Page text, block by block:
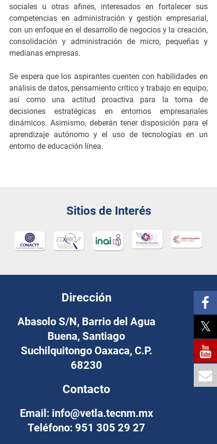
sociales u otras afines, interesados en fortalecer sus
competencias en administración y gestión empresarial,
con un enfoque en el desarrollo de negocios y la creación,
consolidación y administración de micro, pequeñas y
medianas empresas.
Se espera que los aspirantes cuenten con habilidades en
análisis de datos, pensamiento crítico y trabajo en equipo,
así como una actitud proactiva para la toma de
decisiones estratégicas en entornos empresariales
dinámicos. Asimismo, deberán tener disposición para el
aprendizaje autónomo y el uso de tecnologías en un
entorno de educación línea.
Sitios de Interés
Dirección
Abasolo S/N, Barrio del Agua
Buena, Santiago
Suchilquitongo Oaxaca, C.P.
68230
Contacto
Email: info@vetla.tecnm.mx
Teléfono: 951 305 29 27